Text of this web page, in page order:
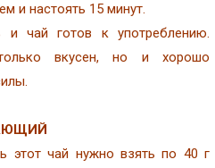
и настоять 15 минут.
и чай готов к употреблению.
вкусен, но и хорошо
этот чай нужно взять по 40 г